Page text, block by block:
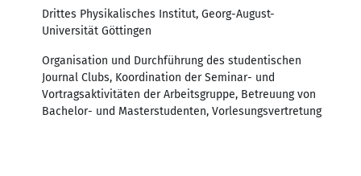
Drittes Physikalisches Institut, Georg-August-
Universität Göttingen
Organisation und Durchführung des studentischen
Journal Clubs, Koordination der Seminar- und
Vortragsaktivitäten der Arbeitsgruppe, Betreuung von
Bachelor- und Masterstudenten, Vorlesungsvertretung